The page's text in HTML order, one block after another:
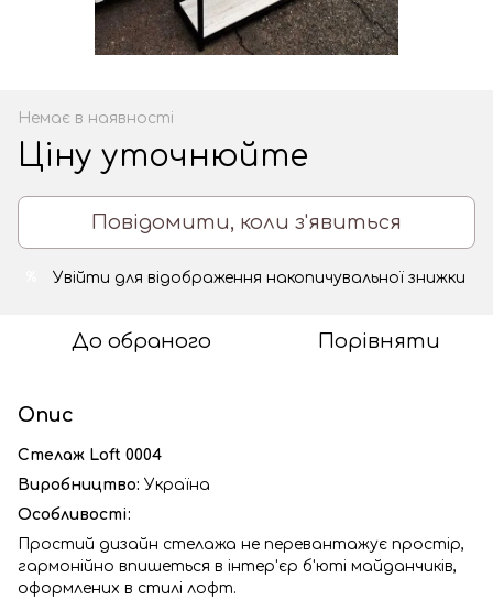
Немає в наявності
Ціну уточнюйте
Повідомити, коли з'явиться
Увійти для відображення накопичувальної знижки
До обраного Порівняти
Опис
Стелаж Loft 0004
Виробництво: Україна
Особливості:
Простий дизайн стелажа не перевантажує простір,
гармонійно впишеться в інтер'єр б'юті майданчиків,
оформлених в стилі лофт.